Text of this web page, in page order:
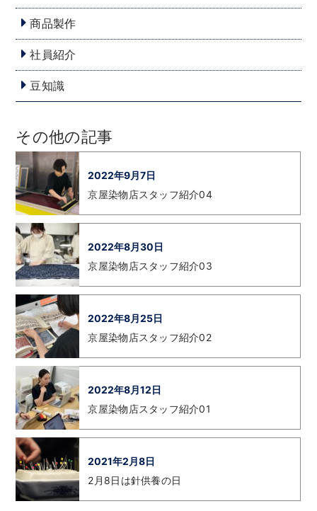
商品製作
社員紹介
豆知識
その他の記事
2022年9月7日
京屋染物店スタッフ紹介04
2022年8月30日
京屋染物店スタッフ紹介03
2022年8月25日
京屋染物店スタッフ紹介02
2022年8月12日
京屋染物店スタッフ紹介01
2021年2月8日
2月8日は針供養の日